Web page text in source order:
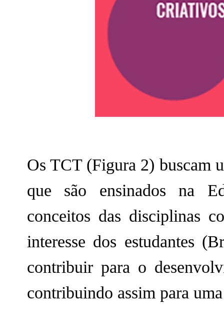
Os TCT (Figura 2) buscam
que são ensinados na
conceitos das disciplinas
interesse dos estudantes
contribuir para o
contribuindo assim para